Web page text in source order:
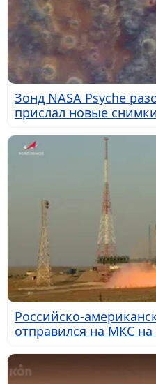
Зонд NASA Psyche
прислал новые
Российско-
отправился на МКС